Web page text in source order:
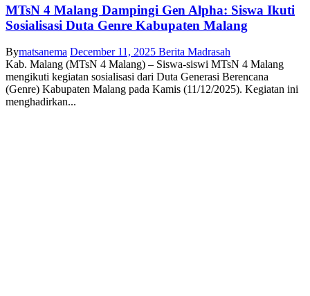
MTsN 4 Malang Dampingi Gen Alpha: Siswa Ikuti
Sosialisasi Duta Genre Kabupaten Malang
Bymatsanema December 11, 2025 Berita Madrasah
Kab. Malang (MTsN 4 Malang) – Siswa-siswi MTsN 4 Malang
mengikuti kegiatan sosialisasi dari Duta Generasi Berencana
(Genre) Kabupaten Malang pada Kamis (11/12/2025). Kegiatan ini
menghadirkan...